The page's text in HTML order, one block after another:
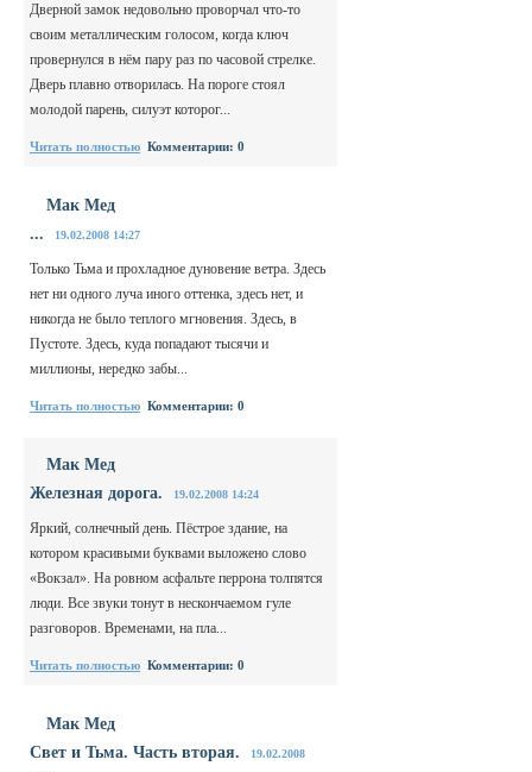
Дверной замок недовольно проворчал что-то
своим металлическим голосом, когда ключ
провернулся в нём пару раз по часовой стрелке.
Дверь плавно отворилась. На пороге стоял
молодой парень, силуэт которог...
Читать полностью Комментарии: 0
Мак Мед
... 19.02.2008 14:27
Только Тьма и прохладное дуновение ветра. Здесь
нет ни одного луча иного оттенка, здесь нет, и
никогда не было теплого мгновения. Здесь, в
Пустоте. Здесь, куда попадают тысячи и
миллионы, нередко забы...
Читать полностью Комментарии: 0
Мак Мед
Железная дорога. 19.02.2008 14:24
Яркий, солнечный день. Пёстрое здание, на
котором красивыми буквами выложено слово
«Вокзал». На ровном асфальте перрона толпятся
люди. Все звуки тонут в нескончаемом гуле
разговоров. Временами, на пла...
Читать полностью Комментарии: 0
Мак Мед
Свет и Тьма. Часть вторая. 19.02.2008